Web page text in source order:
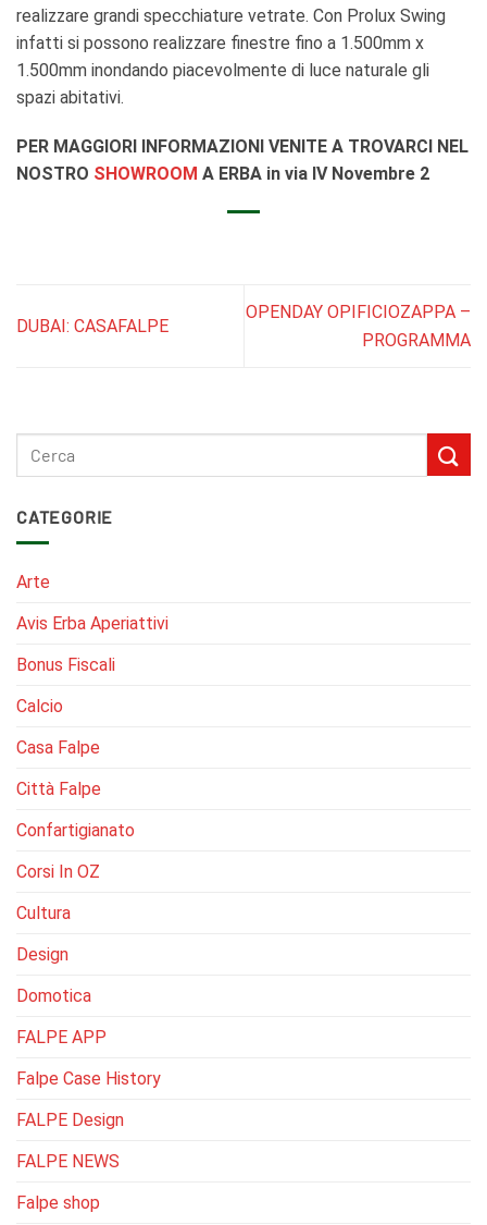
CATEGORIE
Arte
Avis Erba Aperiattivi
Bonus Fiscali
Calcio
Casa Falpe
Città Falpe
Confartigianato
Corsi In OZ
Cultura
Design
Domotica
FALPE APP
Falpe Case History
FALPE Design
FALPE NEWS
Falpe shop
realizzare grandi specchiature vetrate. Con Prolux Swing
infatti si possono realizzare finestre fino a 1.500mm x
1.500mm inondando piacevolmente di luce naturale gli
spazi abitativi.
PER MAGGIORI INFORMAZIONI VENITE A TROVARCI NEL
NOSTRO SHOWROOM A ERBA in via IV Novembre 2
DUBAI: CASAFALPE
OPENDAY OPIFICIOZAPPA –
PROGRAMMA